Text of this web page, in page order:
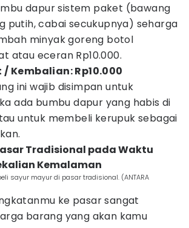
dapur sistem paket (bawang
putih, cabai secukupnya) seharga
minyak goreng botol
atau eceran Rp10.000.
Kembalian: Rp10.000
ini wajib disimpan untuk
ada bumbu dapur yang habis di
untuk membeli kerupuk sebagai
Tradisional pada Waktu
Kemalaman
sayur mayur di pasar tradisional. (ANTARA
ke pasar sangat
barang yang akan kamu